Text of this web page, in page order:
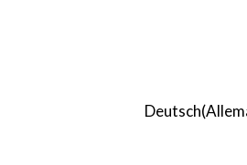
Deutsch(